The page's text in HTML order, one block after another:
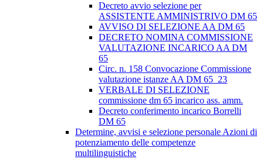
Decreto avvio selezione per
ASSISTENTE AMMINISTRIVO DM 65
AVVISO DI SELEZIONE AA DM 65
DECRETO NOMINA COMMISSIONE
VALUTAZIONE INCARICO AA DM
65
Circ. n. 158 Convocazione Commissione
valutazione istanze AA DM 65_23
VERBALE DI SELEZIONE
commissione dm 65 incarico ass. amm.
Decreto conferimento incarico Borrelli
DM 65
Determine, avvisi e selezione personale Azioni di
potenziamento delle competenze
multilinguistiche